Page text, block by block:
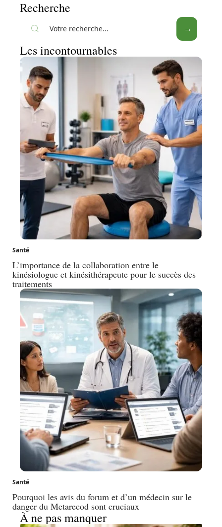
Recherche
Les incontournables
Santé
L’importance de la collaboration entre le
kinésiologue et kinésithérapeute pour le succès des
traitements
Santé
Pourquoi les avis du forum et d’un médecin sur le
danger du Metarecod sont cruciaux
À ne pas manquer